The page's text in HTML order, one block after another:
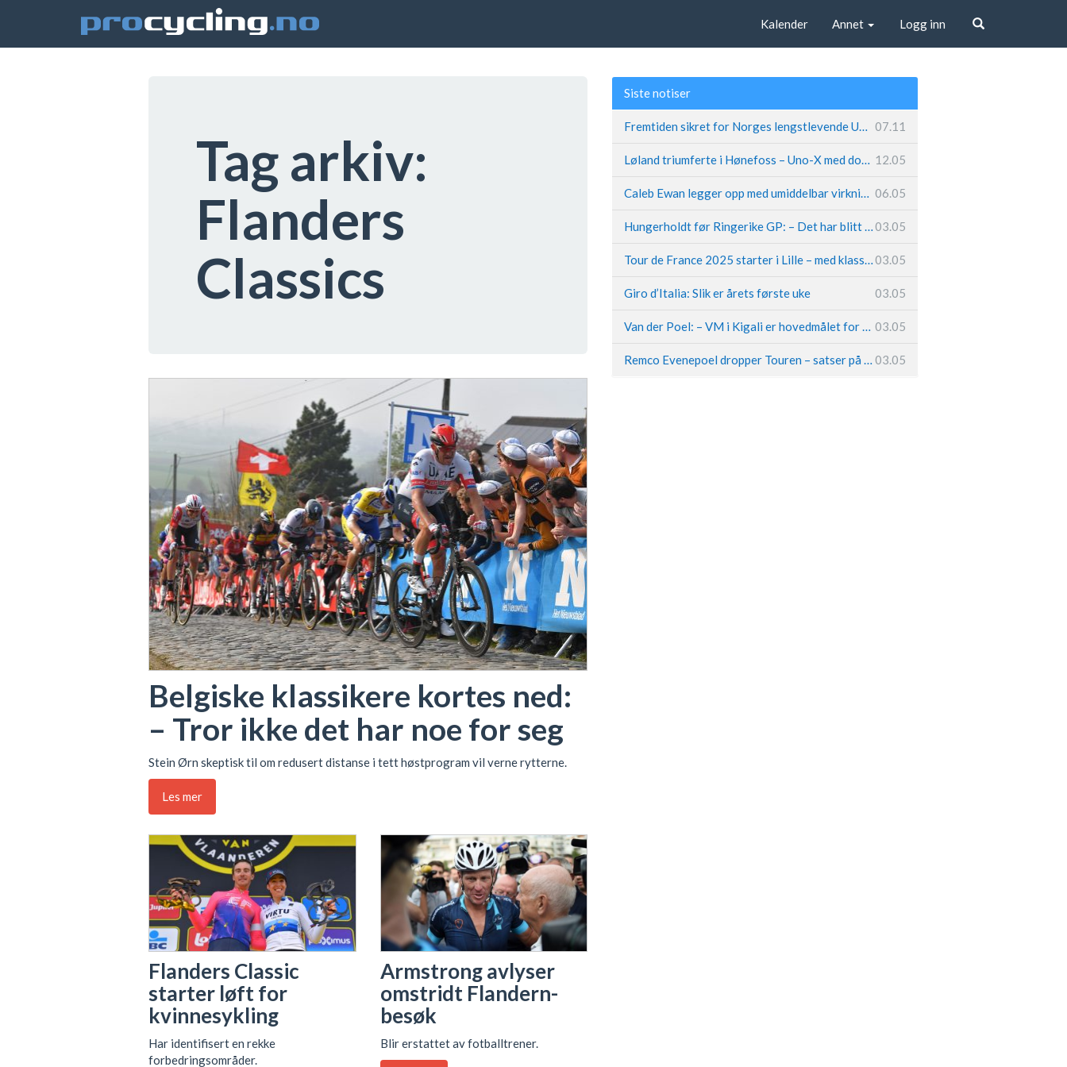
Kalender Annet Logg inn
Tag arkiv:
Flanders
Classics
Belgiske klassikere kortes ned:
– Tror ikke det har noe for seg
Stein Ørn skeptisk til om redusert distanse i tett høstprogram vil verne rytterne.
Les mer
Flanders Classic
starter løft for
kvinnesykling
Har identifisert en rekke
forbedringsområder.
Armstrong avlyser
omstridt Flandern-
besøk
Blir erstattet av fotballtrener.
Siste notiser
Fremtiden sikret for Norges lengstlevende UCI-lag – Kristoff trer inn i sentral rolle 07.11
Løland triumferte i Hønefoss – Uno-X med dobbeltslag på hjemmebane 12.05
Caleb Ewan legger opp med umiddelbar virkning 06.05
Hungerholdt før Ringerike GP: – Det har blitt en livsstil03.05
Tour de France 2025 starter i Lille – med klassikerpreg03.05
Giro d’Italia: Slik er årets første uke 03.05
Van der Poel: – VM i Kigali er hovedmålet for 2025 03.05
Remco Evenepoel dropper Touren – satser på OL og Vueltaen 03.05